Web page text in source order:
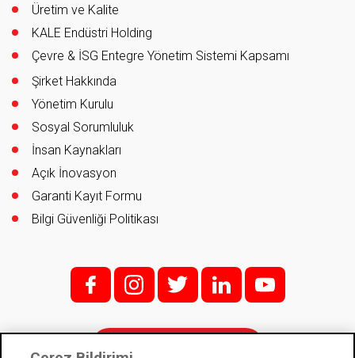
Üretim ve Kalite
KALE Endüstri Holding
Çevre & İSG Entegre Yönetim Sistemi Kapsamı
Şirket Hakkında
Yönetim Kurulu
Sosyal Sorumluluk
İnsan Kaynakları
Açık İnovasyon
Garanti Kayıt Formu
Bilgi Güvenliği Politikası
f; i; t l y